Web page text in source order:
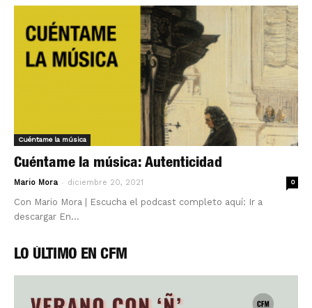
Cuéntame la música
Cuéntame la música: Autenticidad
Mario Mora - diciembre 20, 2021 0
Con Mario Mora | Escucha el podcast completo aquí: Ir a
descargar En...
LO ÚLTIMO EN CFM